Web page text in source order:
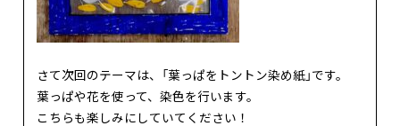
さて次回のテーマは、「葉っぱをトントン染め紙」です。
葉っぱや花を使って、染色を行います。
こちらも楽しみにしていてください！